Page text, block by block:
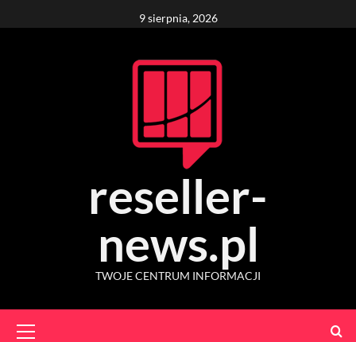
to
9 sierpnia, 2026
reseller-
news.pl
TWOJE CENTRUM INFORMACJI
Menu